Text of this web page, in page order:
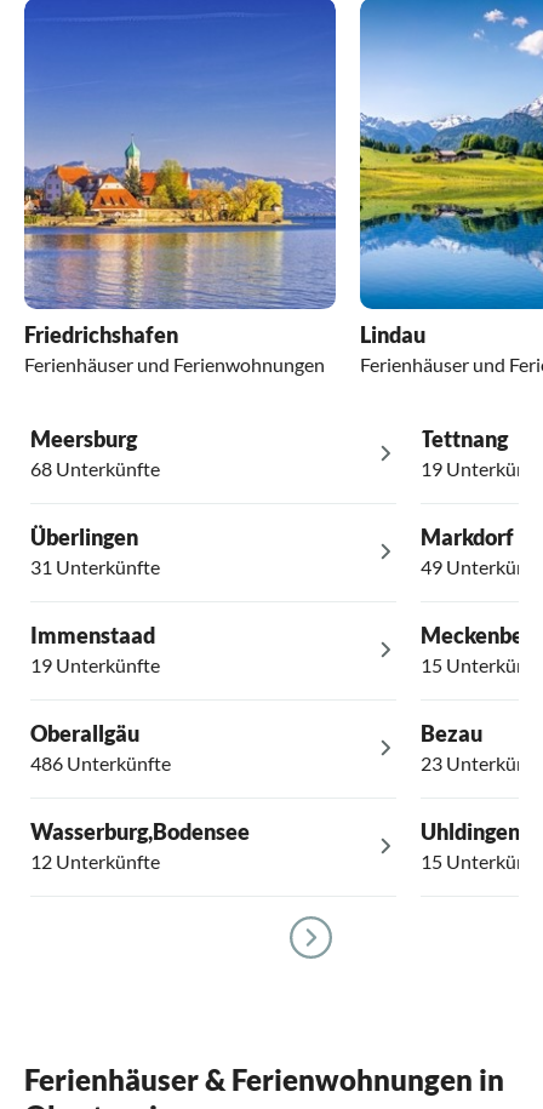
Friedrichshafen
Ferienhäuser und Ferienwohnungen
Lindau
Ferienhäuser und
Meersburg
68 Unterkünfte
Überlingen
31 Unterkünfte
Immenstaad
19 Unterkünfte
Oberallgäu
486 Unterkünfte
Wasserburg,Bodensee
12 Unterkünfte
Tettnang
19
Markdorf
49
15
Bezau
23
Uhldingen-
15
Ferienhäuser & Ferienwohnungen in